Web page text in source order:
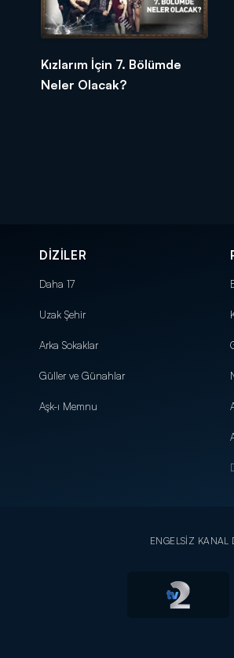
Kızlarım İçin 7. Bölümde
Neler Olacak?
DİZİLER
Daha 17
Uzak Şehir
Arka Sokaklar
Güller ve Günahlar
Aşk-ı Memnu
ENGELSİZ KANAL